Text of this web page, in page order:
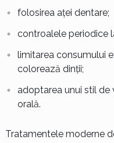
folosirea aței dentare;
controalele periodice
limitarea consumului
colorează dinții;
adoptarea unui stil de
orală.
Tratamentele moderne